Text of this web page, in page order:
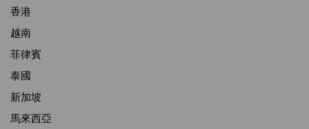
香港
越南
菲律賓
泰國
新加坡
馬來西亞